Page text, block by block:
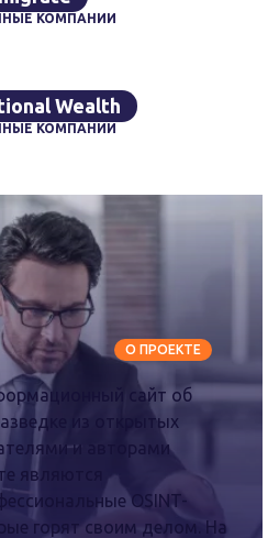
КОМПАНИИ
Wealth
КОМПАНИИ
сайт об
из открытых
и авторами
являются
OSINT-
горят своим делом. На
О ПРОЕКТЕ